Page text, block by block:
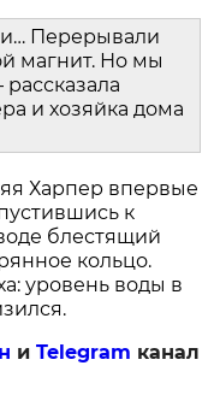
Перерывали
магнит. Но мы
и хозяйка дома
Харпер впервые
к
блестящий
кольцо.
уровень воды в
иTelegram канал